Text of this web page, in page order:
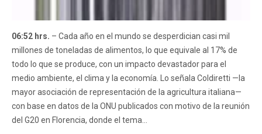
06:52 hrs. – Cada año en el mundo se desperdician casi mil
millones de toneladas de alimentos, lo que equivale al 17% de
todo lo que se produce, con un impacto devastador para el
medio ambiente, el clima y la economía. Lo señala Coldiretti —la
mayor asociación de representación de la agricultura italiana—
con base en datos de la ONU publicados con motivo de la reunión
del G20 en Florencia, donde el tema...